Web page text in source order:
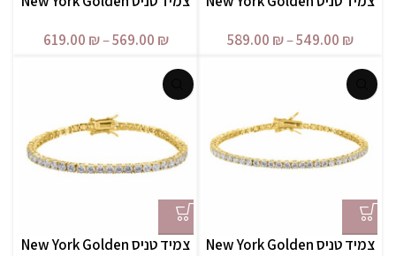
549.00 ₪
–
589.00 ₪
569.00 ₪
–
619.00 ₪
צמיד טניס New York Golden
צמיד טניס New York Golden